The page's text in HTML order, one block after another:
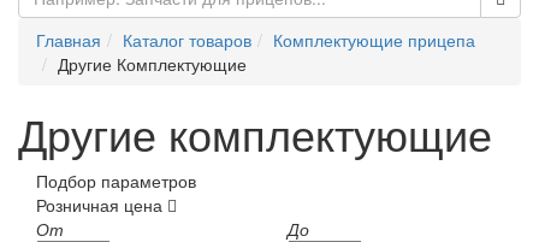
Главная Каталог товаров
Комплектующие прицепа
Другие Комплектующие
Другие комплектующие
Подбор параметров
Розничная цена
От
До